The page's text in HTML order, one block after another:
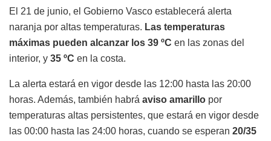
El 21 de junio, el Gobierno Vasco establecerá alerta
naranja por altas temperaturas. Las temperaturas
máximas pueden alcanzar los 39 ºC en las zonas del
interior, y 35 ºC en la costa.
La alerta estará en vigor desde las 12:00 hasta las 20:00
horas. Además, también habrá aviso amarillo por
temperaturas altas persistentes, que estará en vigor desde
las 00:00 hasta las 24:00 horas, cuando se esperan 20/35